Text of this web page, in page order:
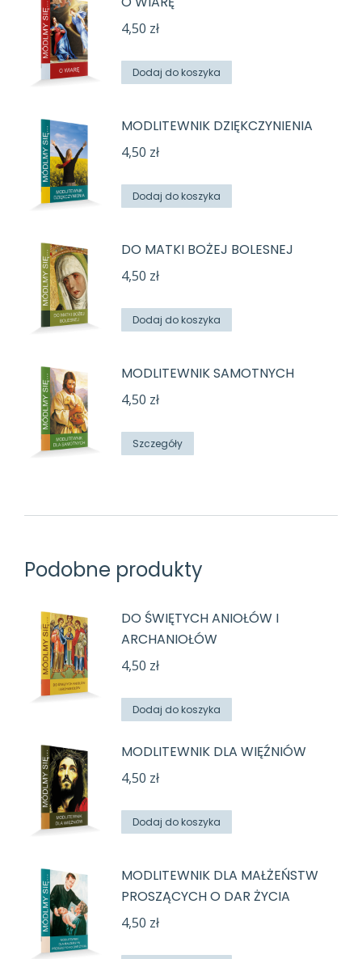
4,50 zł
Dodaj do koszyka
MODLITEWNIK DZIĘKCZYNIENIA
4,50 zł
Dodaj do koszyka
DO MATKI BOŻEJ BOLESNEJ
4,50 zł
Dodaj do koszyka
MODLITEWNIK SAMOTNYCH
4,50 zł
Szczegóły
Podobne produkty
DO ŚWIĘTYCH ANIOŁÓW I
ARCHANIOŁÓW
4,50 zł
Dodaj do koszyka
MODLITEWNIK DLA WIĘŹNIÓW
4,50 zł
Dodaj do koszyka
MODLITEWNIK DLA MAŁŻEŃSTW
PROSZĄCYCH O DAR ŻYCIA
4,50 zł